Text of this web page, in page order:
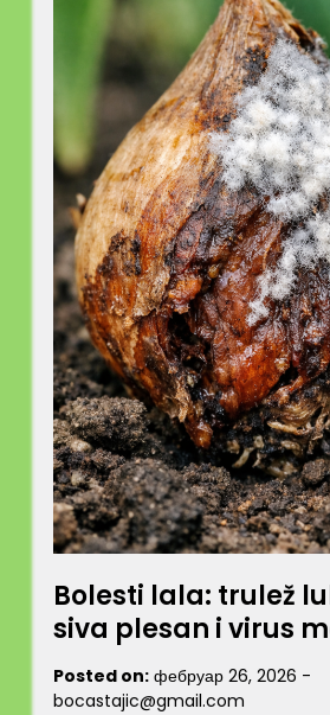
Bolesti lala: trulež
siva plesan i virus
Posted on: фебруар 26, 2026 -
bocastajic@gmail.com